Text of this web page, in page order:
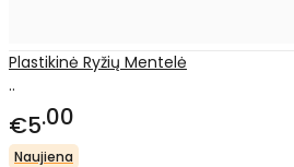
Plastikinė Ryžių Mentelė
..
€5 00
Naujiena